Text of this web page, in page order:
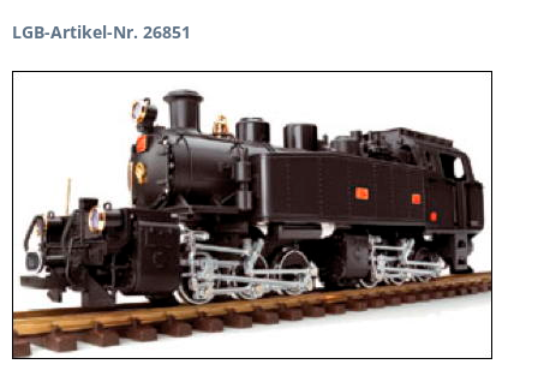
LGB-Artikel-Nr. 26851